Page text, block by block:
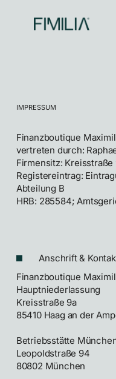
IMPRESSUM
Finanzboutique
vertreten durch:
Firmensitz: Kreisstraße
Registereintrag:
Abteilung B
HRB: 285584;
Anschrift &
Finanzboutique
Hauptniederlassung
Kreisstraße 9a
85410 Haag an der
Betriebsstätte
Leopoldstraße 94
80802 München